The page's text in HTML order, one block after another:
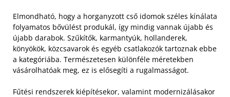
Elmondható, hogy a horganyzott cső idomok széles kínálata
folyamatos bővülést produkál, így mindig vannak újabb és
újabb darabok. Szűkítők, karmantyúk, hollanderek,
könyökök, közcsavarok és egyéb csatlakozók tartoznak ebbe
a kategóriába. Természetesen különféle méretekben
vásárolhatóak meg, ez is elősegíti a rugalmasságot.
Fűtési rendszerek kiépítésekor, valamint modernizálásakor